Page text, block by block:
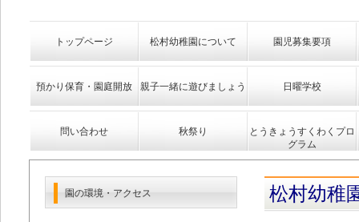
トップページ 松村幼稚園について 園児募集要項
預かり保育・園庭開放 親子一緒に遊びましょう 日曜学校
問い合わせ 秋祭り
とうきょうすくわくプロ
グラム
松村幼稚
園の環境・アクセス